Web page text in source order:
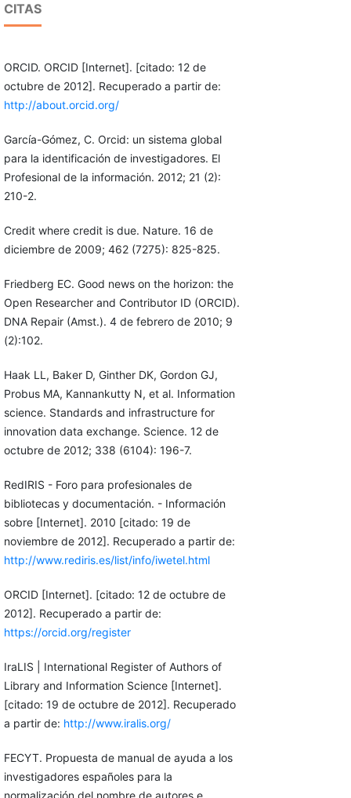
CITAS
ORCID. ORCID [Internet]. [citado: 12 de
octubre de 2012]. Recuperado a partir de:
http://about.orcid.org/
García-Gómez, C. Orcid: un sistema global
para la identificación de investigadores. El
Profesional de la información. 2012; 21 (2):
210-2.
Credit where credit is due. Nature. 16 de
diciembre de 2009; 462 (7275): 825-825.
Friedberg EC. Good news on the horizon: the
Open Researcher and Contributor ID (ORCID).
DNA Repair (Amst.). 4 de febrero de 2010; 9
(2):102.
Haak LL, Baker D, Ginther DK, Gordon GJ,
Probus MA, Kannankutty N, et al. Information
science. Standards and infrastructure for
innovation data exchange. Science. 12 de
octubre de 2012; 338 (6104): 196-7.
RedIRIS - Foro para profesionales de
bibliotecas y documentación. - Información
sobre [Internet]. 2010 [citado: 19 de
noviembre de 2012]. Recuperado a partir de:
http://www.rediris.es/list/info/iwetel.html
ORCID [Internet]. [citado: 12 de octubre de
2012]. Recuperado a partir de:
https://orcid.org/register
IraLIS | International Register of Authors of
Library and Information Science [Internet].
[citado: 19 de octubre de 2012]. Recuperado
a partir de: http://www.iralis.org/
FECYT. Propuesta de manual de ayuda a los
investigadores españoles para la